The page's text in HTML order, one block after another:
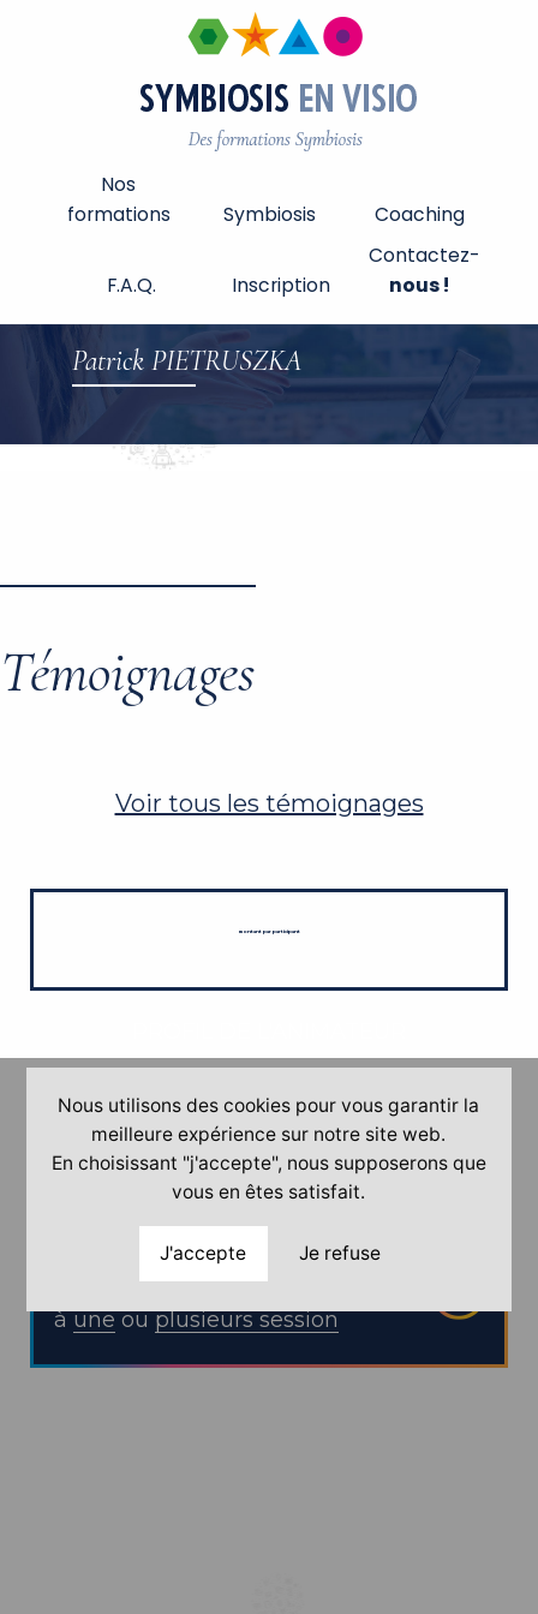
Nos
formations
Symbiosis Coaching
F.A.Q. Inscription
Contactez-
nous !
Patrick PIETRUSZKA
Témoignages
Voir tous les témoignages
montant par participant
DURÉE
Public concerné :
àuneouplusieurs session
Nous utilisons des cookies pour vous garantir la
meilleure expérience sur notre site web.
En choisissant "j'accepte", nous supposerons que
vous en êtes satisfait.
J'accepte Je refuse